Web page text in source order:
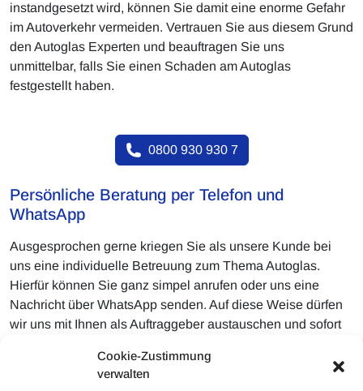
Cookie-Zustimmung
verwalten
instandgesetzt wird, können Sie damit eine enorme Gefahr
im Autoverkehr vermeiden. Vertrauen Sie aus diesem Grund
den Autoglas Experten und beauftragen Sie uns
unmittelbar, falls Sie einen Schaden am Autoglas
festgestellt haben.
0800 930 930 7
Persönliche Beratung per Telefon und
WhatsApp
Ausgesprochen gerne kriegen Sie als unsere Kunde bei
uns eine individuelle Betreuung zum Thema Autoglas.
Hierfür können Sie ganz simpel anrufen oder uns eine
Nachricht über WhatsApp senden. Auf diese Weise dürfen
wir uns mit Ihnen als Auftraggeber austauschen und sofort
können Sie unserem Unternehmen auch ausgesprochen
natürlich Bilder vom Schaden senden, damit uns sogleich